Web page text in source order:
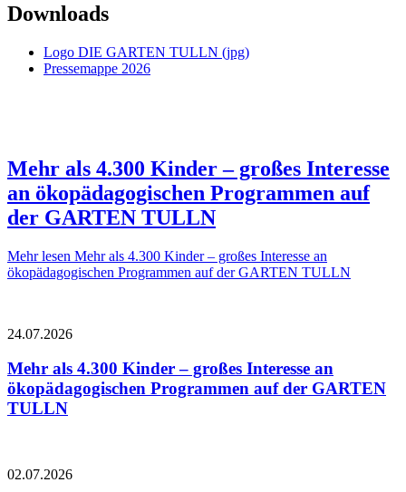
Downloads
Logo DIE GARTEN TULLN (jpg)
Pressemappe 2026
Mehr als 4.300 Kinder – großes Interesse
an ökopädagogischen Programmen auf
der GARTEN TULLN
Mehr lesen Mehr als 4.300 Kinder – großes Interesse an
ökopädagogischen Programmen auf der GARTEN TULLN
24.07.2026
Mehr als 4.300 Kinder – großes Interesse an
ökopädagogischen Programmen auf der GARTEN
TULLN
02.07.2026